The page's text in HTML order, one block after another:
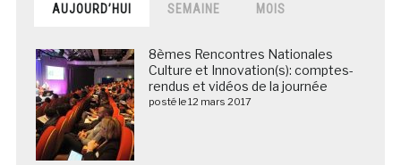
AUJOURD’HUI SEMAINE MOIS
8èmes Rencontres Nationales
Culture et Innovation(s): comptes-
rendus et vidéos de la journée
posté le 12 mars 2017